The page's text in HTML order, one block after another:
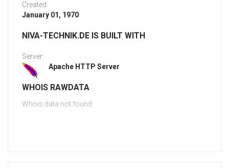
Created:
January 01, 1970
NIVA-TECHNIK.DE IS BUILT WITH
Server:
Apache HTTP Server
WHOIS RAWDATA
Whois data not found